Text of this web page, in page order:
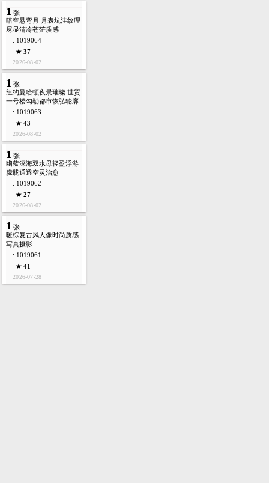
1 张
暗空悬弯月 月表坑洼纹理
尽显清冷苍茫质感
: 1019064
★ 37
2026-08-02
1 张
纽约曼哈顿夜景璀璨 世贸
一号楼勾勒都市恢弘轮廓
: 1019063
★ 43
2026-08-02
1 张
幽蓝深海双水母轻盈浮游
朦胧通透空灵治愈
: 1019062
★ 27
2026-08-02
1 张
暖棕复古风人像时尚质感
写真摄影
: 1019061
★ 41
2026-07-28